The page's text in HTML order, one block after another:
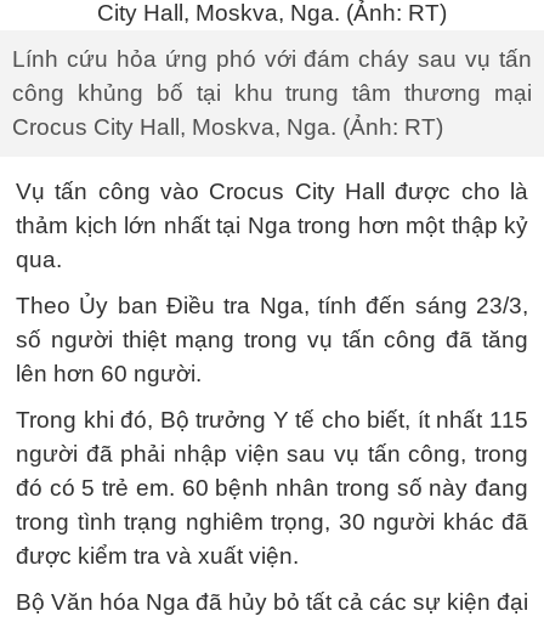
Lính cứu hỏa ứng phó với đám cháy sau vụ tấn
công khủng bố tại khu trung tâm thương mại
Crocus City Hall, Moskva, Nga. (Ảnh: RT)
Vụ tấn công vào Crocus City Hall được cho là
thảm kịch lớn nhất tại Nga trong hơn một thập kỷ
qua.
Theo Ủy ban Điều tra Nga, tính đến sáng 23/3,
số người thiệt mạng trong vụ tấn công đã tăng
lên hơn 60 người.
Trong khi đó, Bộ trưởng Y tế cho biết, ít nhất 115
người đã phải nhập viện sau vụ tấn công, trong
đó có 5 trẻ em. 60 bệnh nhân trong số này đang
trong tình trạng nghiêm trọng, 30 người khác đã
được kiểm tra và xuất viện.
Bộ Văn hóa Nga đã hủy bỏ tất cả các sự kiện đại